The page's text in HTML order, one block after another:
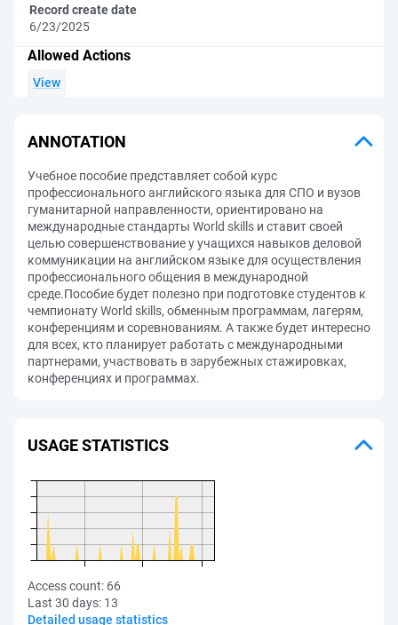
Record create date
6/23/2025
Allowed Actions
View
ANNOTATION
Учебное пособие представляет собой курс
профессионального английского языка для СПО и вузов
гуманитарной направленности, ориентировано на
международные стандарты World skills и ставит своей
целью совершенствование у учащихся навыков деловой
коммуникации на английском языке для осуществления
профессионального общения в международной
среде.Пособие будет полезно при подготовке студентов к
чемпионату World skills, обменным программам, лагерям,
конференциям и соревнованиям. А также будет интересно
для всех, кто планирует работать с международными
партнерами, участвовать в зарубежных стажировках,
конференциях и программах.
USAGE STATISTICS
Access count: 66
Last 30 days: 13
Detailed usage statistics